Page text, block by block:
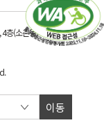
이동
층(소촌동)